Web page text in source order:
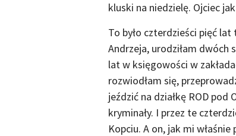
kluski na niedzielę. Ojciec
To było czterdzieści pięć
Andrzeja, urodziłam dwóch
lat w księgowości w
rozwiodłam się,
jeździć na działkę ROD
kryminały. I przez te
Kopciu. A on, jak mi właśnie